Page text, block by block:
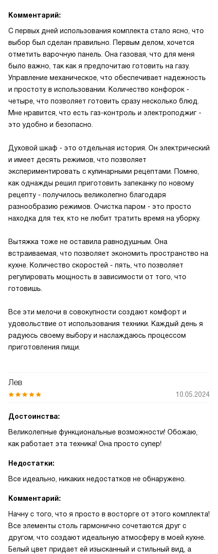
Комментарий:
С первых дней использования комплекта стало ясно, что
выбор был сделан правильно. Первым делом, хочется
отметить варочную панель. Она газовая, что для меня
было важно, так как я предпочитаю готовить на газу.
Управление механическое, что обеспечивает надежность
и простоту в использовании. Количество конфорок -
четыре, что позволяет готовить сразу несколько блюд.
Мне нравится, что есть газ-контроль и электроподжиг -
это удобно и безопасно.
Духовой шкаф - это отдельная история. Он электрический
и имеет десять режимов, что позволяет
экспериментировать с кулинарными рецептами. Помню,
как однажды решил приготовить запеканку по новому
рецепту - получилось великолепно благодаря
разнообразию режимов. Очистка паром - это просто
находка для тех, кто не любит тратить время на уборку.
Вытяжка тоже не оставила равнодушным. Она
встраиваемая, что позволяет экономить пространство на
кухне. Количество скоростей - пять, что позволяет
регулировать мощность в зависимости от того, что
готовишь.
Все эти мелочи в совокупности создают комфорт и
удовольствие от использования техники. Каждый день я
радуюсь своему выбору и наслаждаюсь процессом
приготовления пищи.
Лев
10.05.2024
Достоинства:
Великолепные функциональные возможности! Обожаю,
как работает эта техника! Она просто супер!
Недостатки:
Все идеально, никаких недостатков не обнаружено.
Комментарий:
Начну с того, что я просто в восторге от этого комплекта!
Все элементы столь гармонично сочетаются друг с
другом, что создают идеальную атмосферу в моей кухне.
Белый цвет придает ей изысканный и стильный вид, а